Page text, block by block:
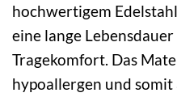
hochwertigem
eine lange
Tragekomfort. Das
hypoallergen und